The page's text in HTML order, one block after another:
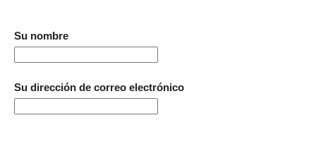
Su nombre
Su dirección de correo electrónico